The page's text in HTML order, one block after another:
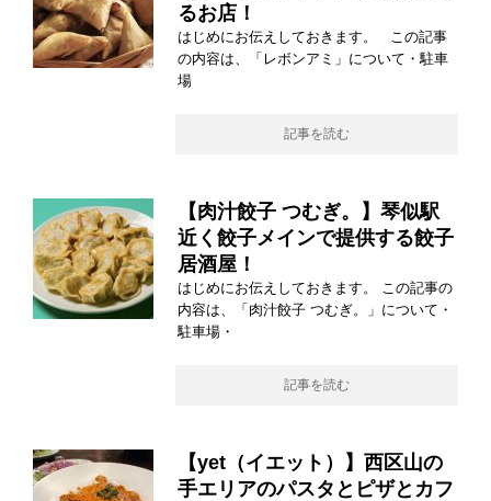
るお店！
はじめにお伝えしておきます。 この記事
の内容は、「レボンアミ」について・駐車
場
記事を読む
【肉汁餃子 つむぎ。】琴似駅
近く餃子メインで提供する餃子
居酒屋！
はじめにお伝えしておきます。 この記事の
内容は、「肉汁餃子 つむぎ。」について・
駐車場・
記事を読む
【yet（イエット）】西区山の
手エリアのパスタとピザとカフ